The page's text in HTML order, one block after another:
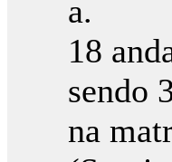
a.
18
sendo
na